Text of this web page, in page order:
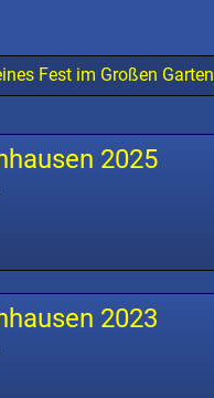
Fest im Großen Garten
2025
2023